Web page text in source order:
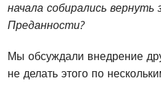
начала собирались
Преданности?
Мы обсуждали внедрение
не делать этого по